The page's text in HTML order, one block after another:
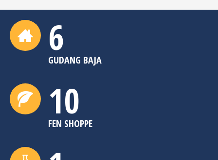
6
GUDANG BAJA
10
FEN SHOPPE